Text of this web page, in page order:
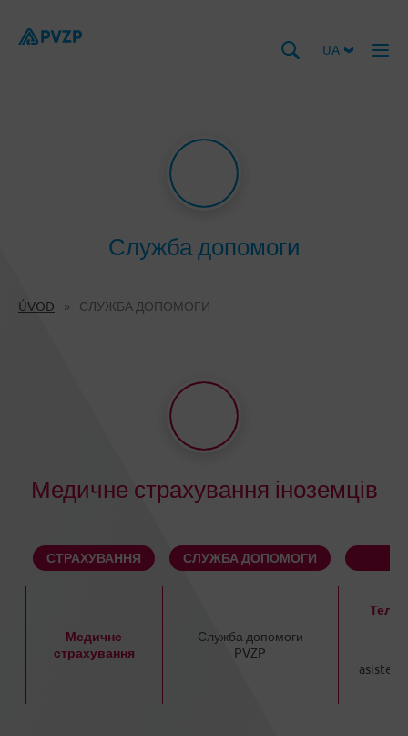
UA
Служба допомоги
ÚVOD СЛУЖБА ДОПОМОГИ
Медичне страхування іноземців
СТРАХУВАННЯ СЛУЖБА ДОПОМОГИ
Медичне
страхування
Служба допомоги
PVZP